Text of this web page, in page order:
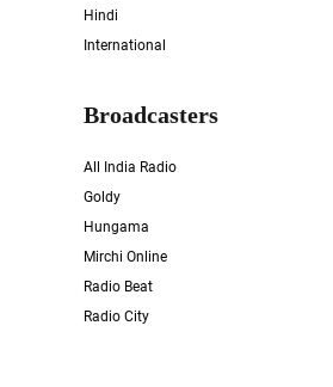
Hindi
International
Broadcasters
All India Radio
Goldy
Hungama
Mirchi Online
Radio Beat
Radio City